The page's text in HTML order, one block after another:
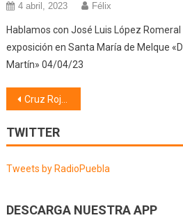
4 abril, 2023 Félix
Hablamos con José Luis López
exposición en Santa María de Melque
Martín» 04/04/23
Navegación
de
entradas
Cruz Roja (04/10/22)
TWITTER
Tweets by RadioPuebla
DESCARGA NUESTRA APP